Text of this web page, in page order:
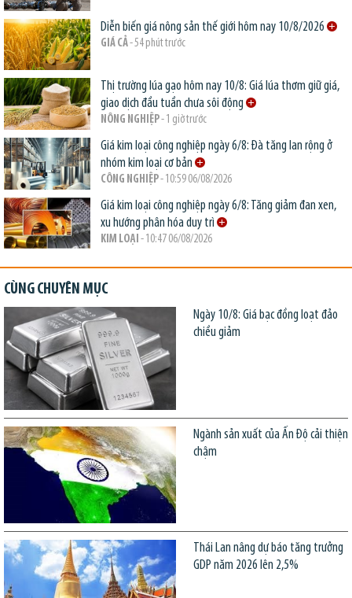
Diễn biến giá nông sản thế giới hôm nay 10/8/2026
GIÁ CẢ- 54 phút trước
Thị trường lúa gạo hôm nay 10/8: Giá lúa thơm giữ giá,
giao dịch đầu tuần chưa sôi động
NÔNG NGHIỆP- 1 giờ trước
Giá kim loại công nghiệp ngày 6/8: Đà tăng lan rộng ở
nhóm kim loại cơ bản
CÔNG NGHIỆP- 10:59 06/08/2026
Giá kim loại công nghiệp ngày 6/8: Tăng giảm đan xen,
xu hướng phân hóa duy trì
KIM LOẠI - 10:47 06/08/2026
CÙNG CHUYÊN MỤC
Ngày 10/8: Giá bạc đồng loạt đảo
chiều giảm
Ngành sản xuất của Ấn Độ cải thiện
chậm
Thái Lan nâng dự báo tăng trưởng
GDP năm 2026 lên 2,5%